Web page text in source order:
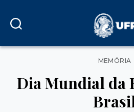
MEMÓRIA
Dia Mundial da